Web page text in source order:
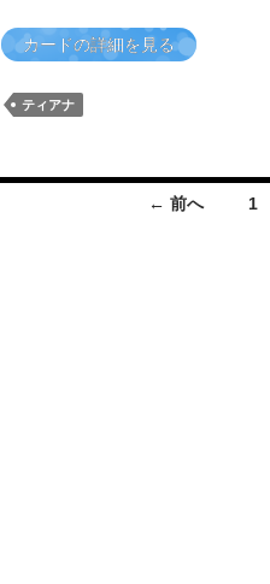
カードの詳細を見る
ティアナ
← 前へ 1